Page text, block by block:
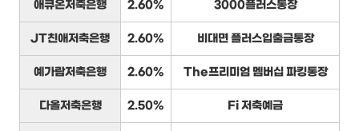
애큐온저축은행 2.60% 3000플러스통장
JT친애저축은행 2.60% 비대면 플러스입출금통장
예가람저축은행 2.60% The프리미엄 멤버십 파킹통장
다올저축은행 2.50% Fi 저축예금